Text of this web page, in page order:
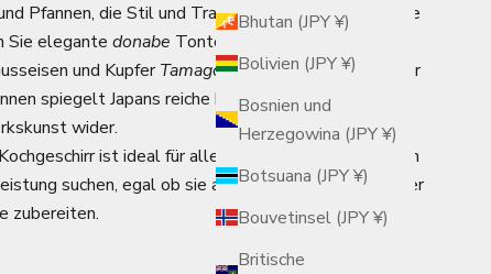
Bhutan (JPY ¥)
Bolivien (JPY ¥)
Bosnien und
Herzegowina (JPY ¥)
Botsuana (JPY ¥)
Bouvetinsel (JPY ¥)
Britische
Pfannen, die Stil und Tradition in die tägliche Küche
Sie elegante donabe Tontöpfe, vielseitiges
und KupferTamagoyakiPfannen. Jeder dieser
spiegelt Japans reiche kulinarische Tradition und
wider.
ist ideal für alle, die authentische Aromen
suchen, egal ob sie alltägliche Mahlzeiten oder
zubereiten.